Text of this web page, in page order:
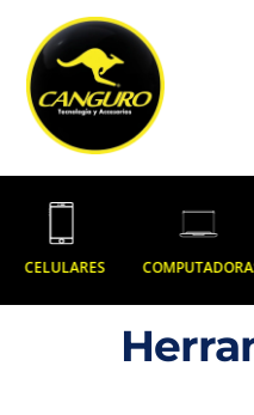
CELULARES